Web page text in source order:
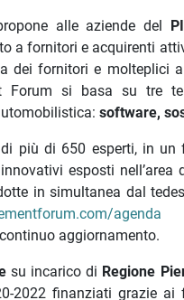
alle aziende del
a fornitori e acquirenti
dei fornitori e molteplici
Forum si basa su
software,
di più di 650 esperti, in
esposti
in simultanea dal
agenda
aggiornamento.
su incarico di Regione
2022 finanziati grazie ai